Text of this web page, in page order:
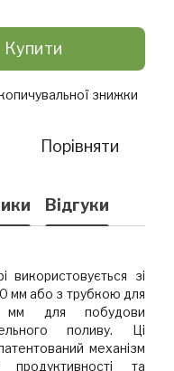
Купити
знижки
Порівняти
Відгуки
використовується зі
мм або з трубкою для
мм для побудови
поливу. Ці
механізм
та